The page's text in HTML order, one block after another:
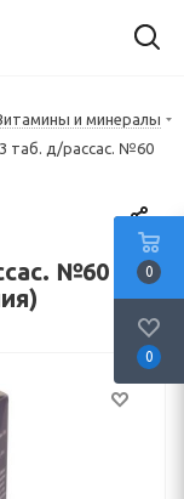
и минералы
таб. д/рассас. №60
№60
0
0